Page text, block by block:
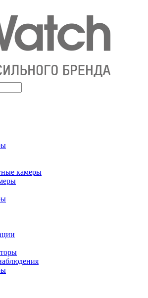
камеры